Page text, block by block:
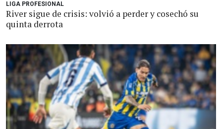
LIGA PROFESIONAL
River sigue de crisis: volvió a perder y cosechó su
quinta derrota